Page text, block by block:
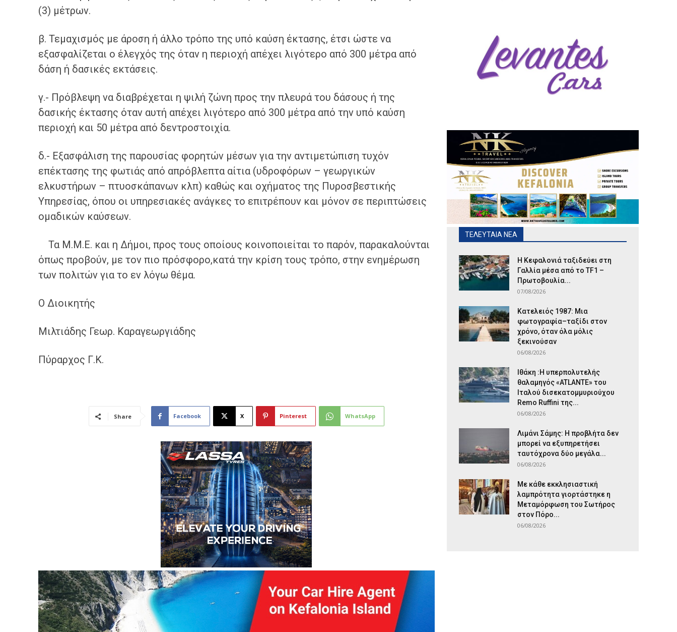
(3) μέτρων.
β. Τεμαχισμός με άροση ή άλλο τρόπο της υπό καύση έκτασης, έτσι ώστε να
εξασφαλίζεται ο έλεγχός της όταν η περιοχή απέχει λιγότερο από 300 μέτρα από
δάση ή δασικές εκτάσεις.
γ.- Πρόβλεψη να διαβρέχεται η ψιλή ζώνη προς την πλευρά του δάσους ή της
δασικής έκτασης όταν αυτή απέχει λιγότερο από 300 μέτρα από την υπό καύση
περιοχή και 50 μέτρα από δεντροστοιχία.
δ.- Εξασφάλιση της παρουσίας φορητών μέσων για την αντιμετώπιση τυχόν
επέκτασης της φωτιάς από απρόβλεπτα αίτια (υδροφόρων – γεωργικών
ελκυστήρων – πτυοσκάπανων κλπ) καθώς και οχήματος της Πυροσβεστικής
Υπηρεσίας, όπου οι υπηρεσιακές ανάγκες το επιτρέπουν και μόνον σε περιπτώσεις
ομαδικών καύσεων.
Τα Μ.Μ.Ε. και η Δήμοι, προς τους οποίους κοινοποιείται το παρόν, παρακαλούνται
όπως προβούν, με τον πιο πρόσφορο,κατά την κρίση τους τρόπο, στην ενημέρωση
των πολιτών για το εν λόγω θέμα.
Ο Διοικητής
Μιλτιάδης Γεωρ. Καραγεωργιάδης
Πύραρχος Γ.Κ.
Share Facebook X Pinterest WhatsApp
ΤΕΛΕΥΤΑΙΑ ΝΕΑ
Η Κεφαλονιά ταξιδεύει στη
Γαλλία μέσα από το TF1 –
Πρωτοβουλία...
07/08/2026
Κατελειός 1987: Μια
φωτογραφία–ταξίδι στον
χρόνο, όταν όλα μόλις
ξεκινούσαν
06/08/2026
Ιθάκη :Η υπερπολυτελής
θαλαμηγός «ATLANTE» του
Ιταλού δισεκατομμυριούχου
Remo Ruffini της...
06/08/2026
Λιμάνι Σάμης: Η προβλήτα δεν
μπορεί να εξυπηρετήσει
ταυτόχρονα δύο μεγάλα...
06/08/2026
Με κάθε εκκλησιαστική
λαμπρότητα γιορτάστηκε η
Μεταμόρφωση του Σωτήρος
στον Πόρο...
06/08/2026